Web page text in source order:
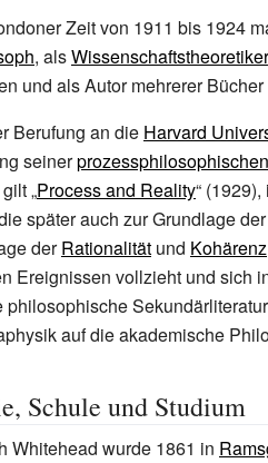
Zeit von 1911 bis 1924
, alsWissenschaftstheoretiker
und als Autor mehrerer
Berufung an die Harvard
seinerprozessphilosophischen
„Process and Reality“
später auch zur Grundlage der
derRationalität und Kohärenz
Ereignissen vollzieht und sich
philosophische
auf die akademische
Schule und Studium
Whitehead wurde 1861 in